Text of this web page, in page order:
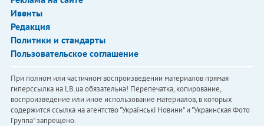
Ивенты
Редакция
Политики и стандарты
Пользовательское соглашение
При полном или частичном воспроизведении материалов прямая
гиперссылка на LB.ua обязательна! Перепечатка, копирование,
воспроизведение или иное использование материалов, в которых
содержится ссылка на агентство "Українськi Новини" и "Украинская Фото
Группа" запрещено.